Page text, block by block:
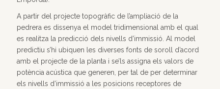
A partir del projecte topogràfic de l’ampliació de la
pedrera es dissenya el model tridimensional amb el qual
es realitza la predicció dels nivells d’immissió. Al model
predictiu s’hi ubiquen les diverses fonts de soroll d’acord
amb el projecte de la planta i se’ls assigna els valors de
potència acústica que generen, per tal de per determinar
els nivells d’immissió a les posicions receptores de